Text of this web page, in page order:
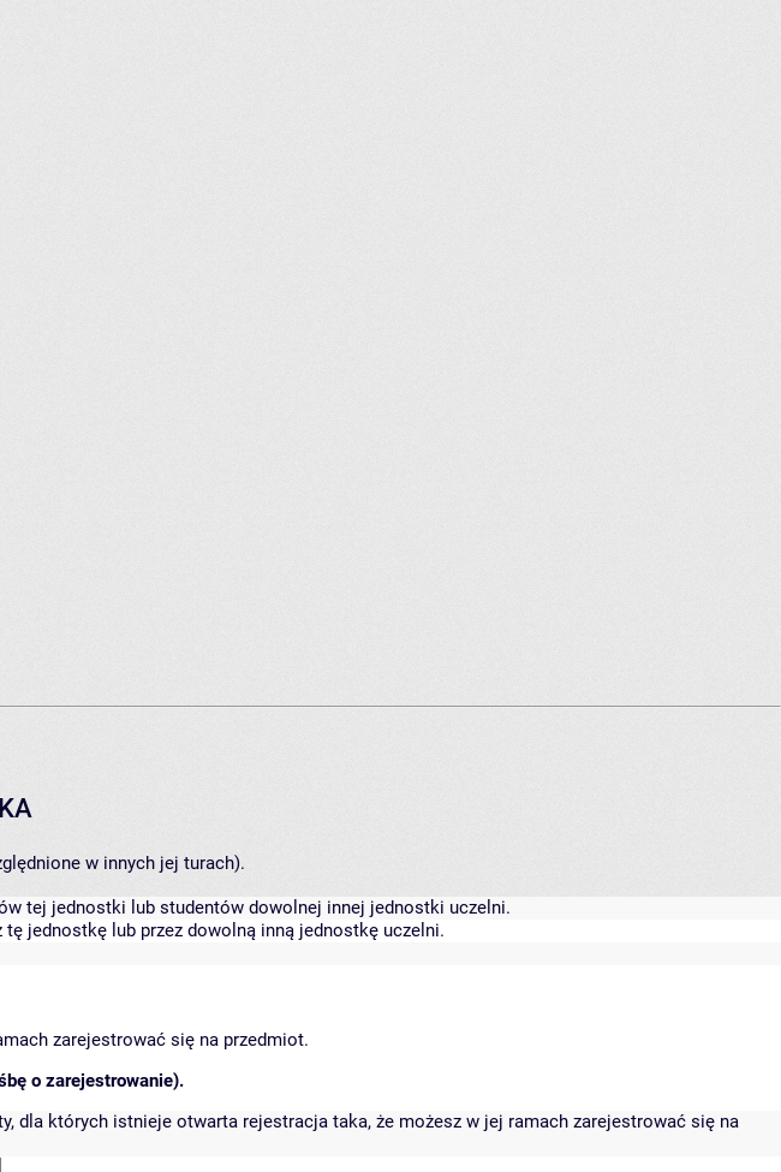
w innych jej turach).
tej jednostki lub studentów dowolnej innej jednostki uczelni.
jednostkę lub przez dowolną inną jednostkę uczelni.
zarejestrować się na przedmiot.
o zarejestrowanie).
dla których istnieje otwarta rejestracja taka, że możesz w jej ramach zarejestrować się na